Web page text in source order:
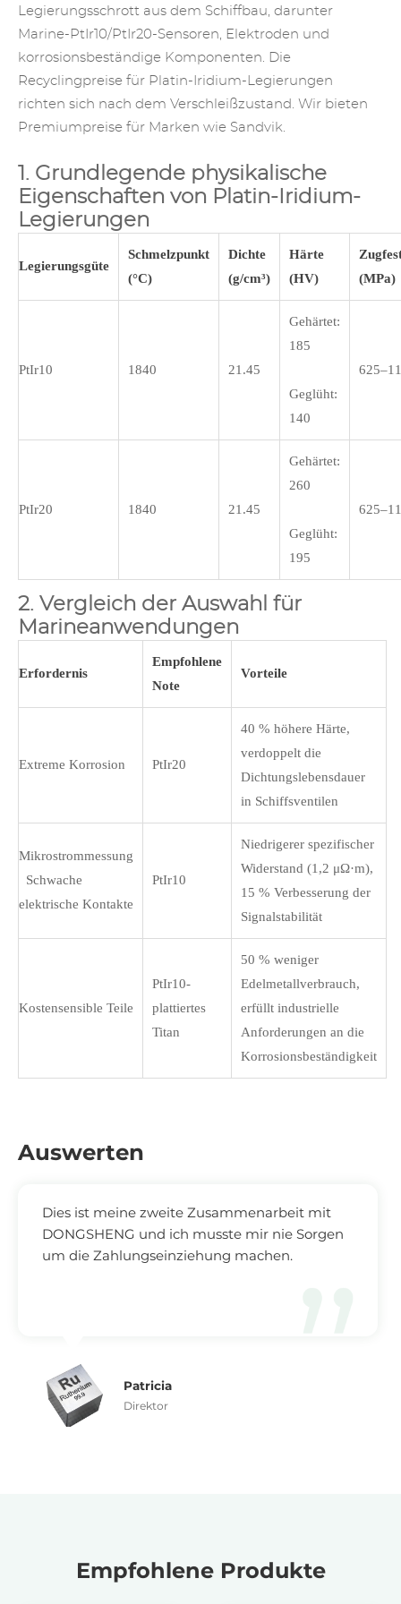
Legierungsschrott aus dem Schiffbau, darunter
Marine-PtIr10/PtIr20-Sensoren, Elektroden und
korrosionsbeständige Komponenten. Die
Recyclingpreise für Platin-Iridium-Legierungen
richten sich nach dem Verschleißzustand. Wir bieten
Premiumpreise für Marken wie Sandvik.
1. Grundlegende physikalische
Eigenschaften von Platin-Iridium-
Legierungen
Legierungsgüte
Schmelzpunkt
(°C)
Dichte
(g/cm³)
Härte
(HV)
(MPa)
PtIr10 1840 21.45
Gehärtet:
185
Geglüht:
140
PtIr20 1840 21.45
Gehärtet:
260
Geglüht:
195
2. Vergleich der Auswahl für
Marineanwendungen
Erfordernis
Empfohlene
Note
Vorteile
Extreme Korrosion PtIr20
40 % höhere Härte,
verdoppelt die
Dichtungslebensdauer
in Schiffsventilen
Mikrostrommessung
Schwache
elektrische Kontakte
PtIr10
Niedrigerer spezifischer
Widerstand (1,2 μΩ·m),
15 % Verbesserung der
Signalstabilität
Kostensensible Teile
PtIr10-
plattiertes
Titan
50 % weniger
Edelmetallverbrauch,
erfüllt industrielle
Anforderungen an die
Korrosionsbeständigkeit
Auswerten
Dies ist meine zweite Zusammenarbeit mit
DONGSHENG und ich musste mir nie Sorgen
um die Zahlungseinziehung machen.
Patricia
Direktor
Empfohlene Produkte